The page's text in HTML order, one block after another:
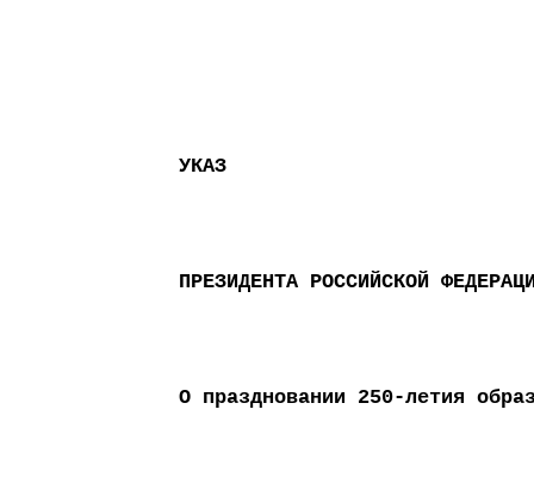
УКАЗ
ПРЕЗИДЕНТА РОССИЙСКОЙ
О праздновании 250-летия